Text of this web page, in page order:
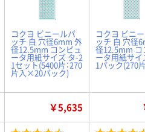
コクヨ ビニールパ
ッチ 白 穴径6mm 外
径12.5mm コンピュ
ータ用紙サイズ タ-2
1セット(5400片：270
片入×20パック)
コクヨ ビニ
ッチ 白 穴径
径12.5mm コ
ータ用紙サ
1パック(270
￥5,635